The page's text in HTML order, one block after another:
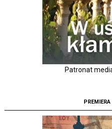
Patronat